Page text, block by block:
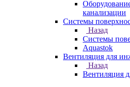
канализации
Системы
Назад
Системы
Aquastok
Вентиляция для
Назад
Вентиляция